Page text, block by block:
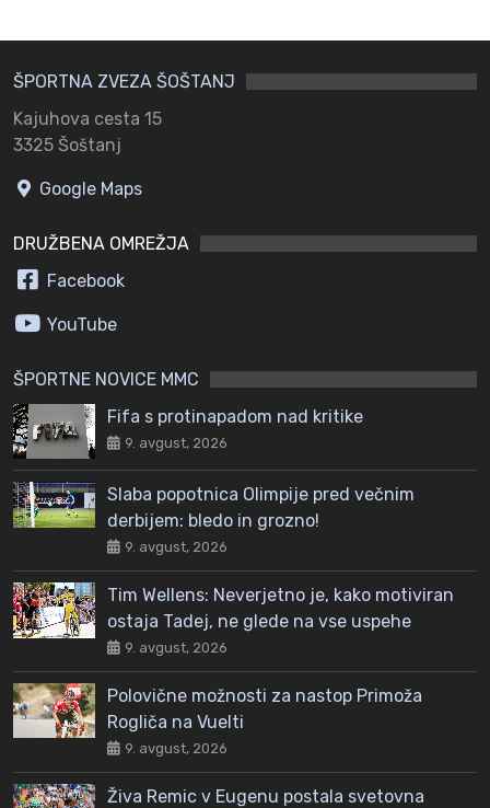
ŠPORTNA ZVEZA ŠOŠTANJ
Kajuhova cesta 15
3325 Šoštanj
Google Maps
DRUŽBENA OMREŽJA
Facebook
YouTube
ŠPORTNE NOVICE MMC
Fifa s protinapadom nad kritike
9. avgust, 2026
Slaba popotnica Olimpije pred večnim
derbijem: bledo in grozno!
9. avgust, 2026
Tim Wellens: Neverjetno je, kako motiviran
ostaja Tadej, ne glede na vse uspehe
9. avgust, 2026
Polovične možnosti za nastop Primoža
Rogliča na Vuelti
9. avgust, 2026
Živa Remic v Eugenu postala svetovna